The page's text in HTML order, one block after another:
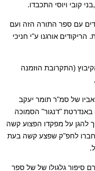
קובי ויוסי התכבדו.
עם ספר התורה הזה ועם
אורגנו ע"י חניכי
(התקרובת הוזמנה
של סמ"ר תומר יעקב
"דנגור" הסמוכה
להגן על מפקדו הפצוע קשה
חברו לחפ"ק שפצע קשה בעת
סיפור גלגולו של של ספר